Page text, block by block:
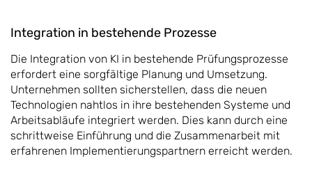
Integration in bestehende Prozesse
Die Integration von KI in bestehende Prüfungsprozesse
erfordert eine sorgfältige Planung und Umsetzung.
Unternehmen sollten sicherstellen, dass die neuen
Technologien nahtlos in ihre bestehenden Systeme und
Arbeitsabläufe integriert werden. Dies kann durch eine
schrittweise Einführung und die Zusammenarbeit mit
erfahrenen Implementierungspartnern erreicht werden.